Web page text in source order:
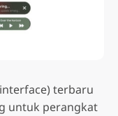
terbaru
untuk perangkat